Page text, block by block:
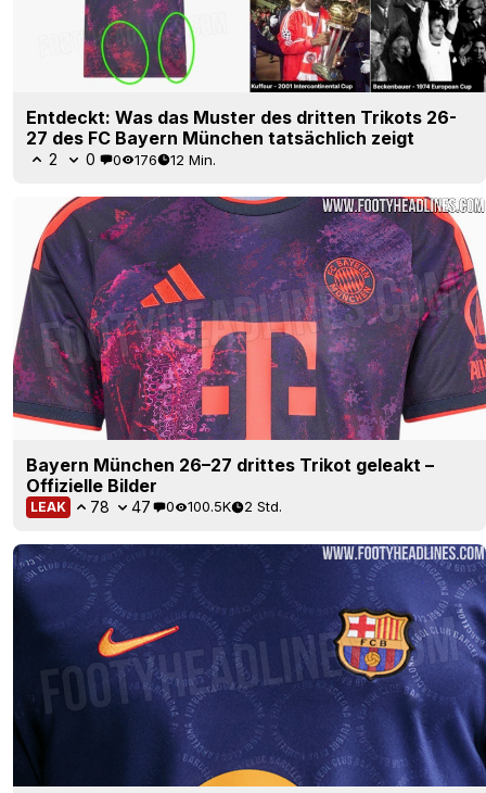
Entdeckt: Was das Muster des dritten Trikots 26-
27 des FC Bayern München tatsächlich zeigt
2 0 0 176 12 Min.
Bayern München 26–27 drittes Trikot geleakt –
Offizielle Bilder
LEAK 78 47 0 100.5K 2 Std.